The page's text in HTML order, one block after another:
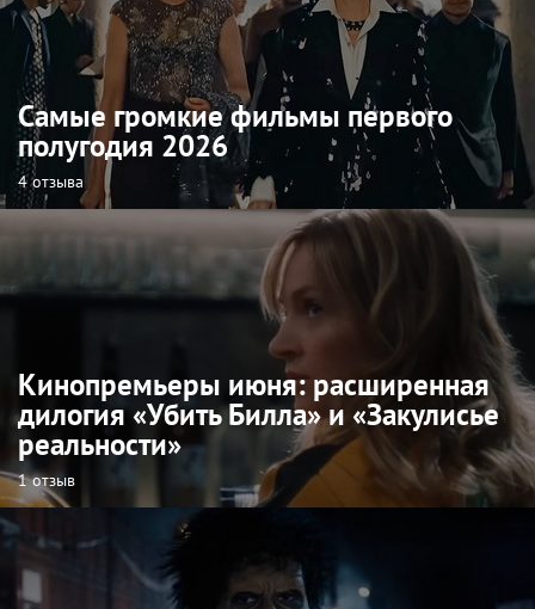
Самые громкие фильмы первого
полугодия 2026
4 отзыва
Кинопремьеры июня: расширенная
дилогия «Убить Билла» и «Закулисье
реальности»
1 отзыв